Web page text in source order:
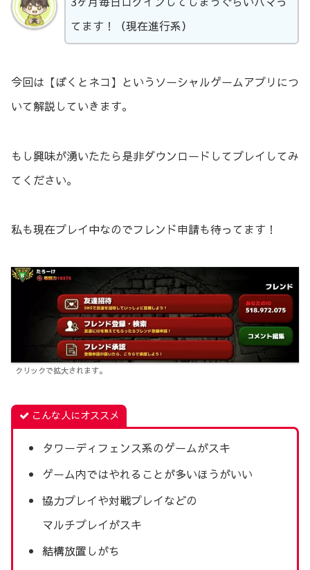
てます！（現在進行系）
今回は【ぼくとネコ】というソーシャルゲームアプリにつ
いて解説していきます。
もし興味が湧いたたら是非ダウンロードしてプレイしてみ
てください。
私も現在プレイ中なのでフレンド申請も待ってます！
クリックで拡大されます。
こんな人にオススメ
タワーディフェンス系のゲームがスキ
ゲーム内ではやれることが多いほうがいい
協力プレイや対戦プレイなどの
マルチプレイがスキ
結構放置しがち